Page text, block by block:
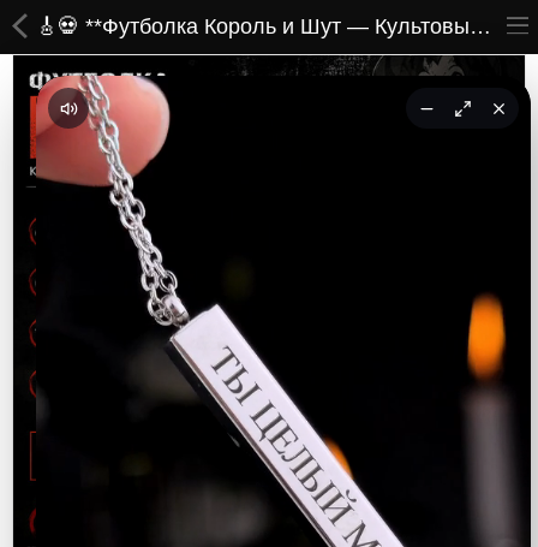
ВСЕ ТОВАРЫ
Принты
Вышивки
Кастомные коврики
🎸💀 **Футболка Король и Шут — Культовый стиль для настоящих фанатов легендарного панк-рока!** 💀🎸